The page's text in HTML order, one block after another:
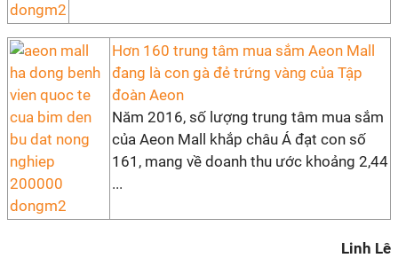
Hơn 160 trung tâm mua sắm Aeon Mall
đang là con gà đẻ trứng vàng của Tập
đoàn Aeon
Năm 2016, số lượng trung tâm mua sắm
của Aeon Mall khắp châu Á đạt con số
161, mang về doanh thu ước khoảng 2,44
...
Linh Lê